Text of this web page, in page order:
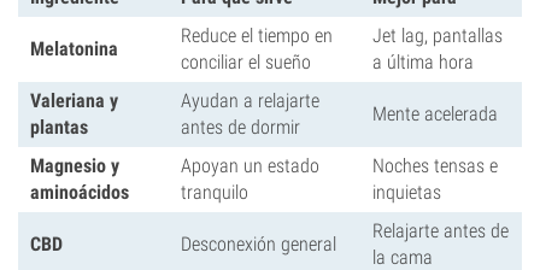
Melatonina
Reduce el tiempo en
conciliar el sueño
Jet lag, pantallas
a última hora
Valeriana y
plantas
Ayudan a relajarte
antes de dormir
Mente acelerada
Magnesio y
aminoácidos
Apoyan un estado
tranquilo
Noches tensas e
inquietas
CBD Desconexión general
Relajarte antes de
la cama